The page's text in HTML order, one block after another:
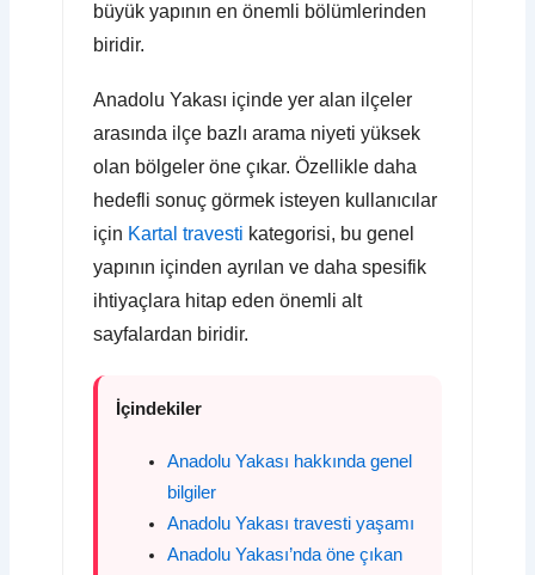
büyük yapının en önemli bölümlerinden
biridir.
Anadolu Yakası içinde yer alan ilçeler
arasında ilçe bazlı arama niyeti yüksek
olan bölgeler öne çıkar. Özellikle daha
hedefli sonuç görmek isteyen kullanıcılar
için Kartal travesti kategorisi, bu genel
yapının içinden ayrılan ve daha spesifik
ihtiyaçlara hitap eden önemli alt
sayfalardan biridir.
İçindekiler
Anadolu Yakası hakkında genel
bilgiler
Anadolu Yakası travesti yaşamı
Anadolu Yakası’nda öne çıkan